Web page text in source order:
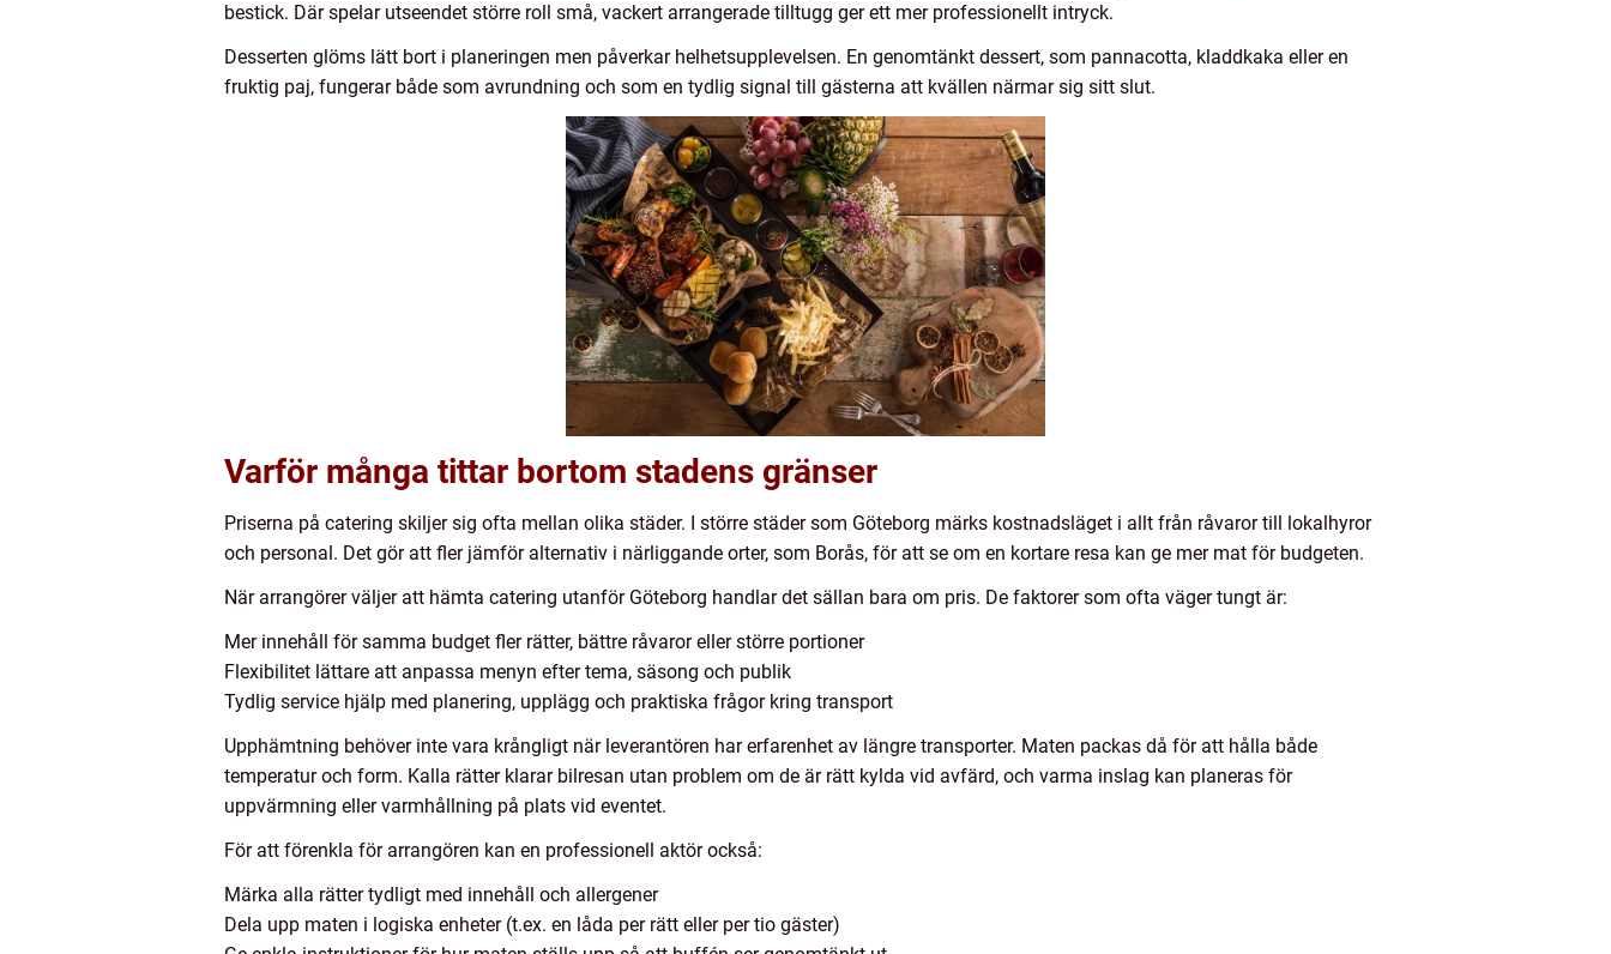
bestick. Där spelar utseendet större roll små, vackert arrangerade tilltugg ger ett mer professionellt intryck.
Desserten glöms lätt bort i planeringen men påverkar helhetsupplevelsen. En genomtänkt dessert, som pannacotta, kladdkaka eller en
fruktig paj, fungerar både som avrundning och som en tydlig signal till gästerna att kvällen närmar sig sitt slut.
Varför många tittar bortom stadens gränser
Priserna på catering skiljer sig ofta mellan olika städer. I större städer som Göteborg märks kostnadsläget i allt från råvaror till lokalhyror
och personal. Det gör att fler jämför alternativ i närliggande orter, som Borås, för att se om en kortare resa kan ge mer mat för budgeten.
När arrangörer väljer att hämta catering utanför Göteborg handlar det sällan bara om pris. De faktorer som ofta väger tungt är:
Mer innehåll för samma budget fler rätter, bättre råvaror eller större portioner
Flexibilitet lättare att anpassa menyn efter tema, säsong och publik
Tydlig service hjälp med planering, upplägg och praktiska frågor kring transport
Upphämtning behöver inte vara krångligt när leverantören har erfarenhet av längre transporter. Maten packas då för att hålla både
temperatur och form. Kalla rätter klarar bilresan utan problem om de är rätt kylda vid avfärd, och varma inslag kan planeras för
uppvärmning eller varmhållning på plats vid eventet.
För att förenkla för arrangören kan en professionell aktör också:
Märka alla rätter tydligt med innehåll och allergener
Dela upp maten i logiska enheter (t.ex. en låda per rätt eller per tio gäster)